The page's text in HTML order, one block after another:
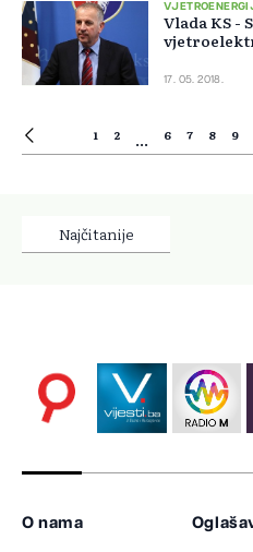
Vlada KS -
17. 05. 2018.
1 2 ... 6 7 8 9
Najčitanije
O nama